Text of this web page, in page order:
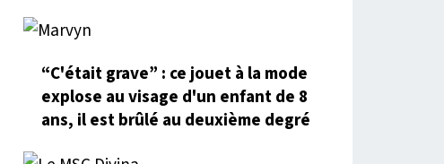
“C'était grave” : ce jouet à la mode
explose au visage d'un enfant de 8
ans, il est brûlé au deuxième degré